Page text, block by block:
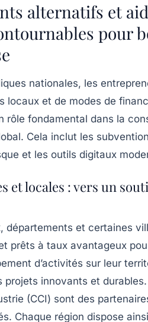
alternatifs et
pour
nationales, les
locaux et de modes de
rôle fondamental dans la
Cela inclut les
et les outils digitaux
et locales : vers un
départements et certaines
prêts à taux avantageux
d’activités sur leur
projets innovants et
(CCI) sont des
Chaque région dispose